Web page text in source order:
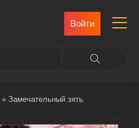
Войти
» Замечательный зять